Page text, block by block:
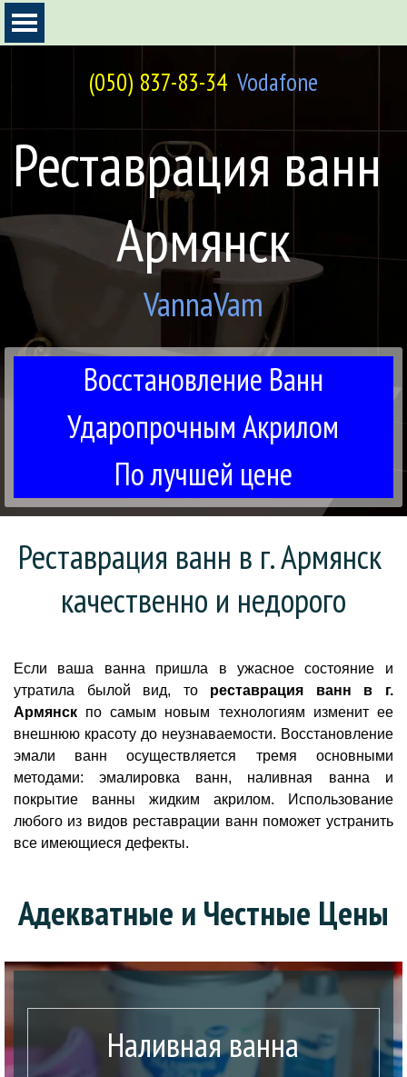
Перейти к контенту
Пропустить меню
(050) 837-83-34Vodafone
Реставрация ванн
Армянск
VannaVam
Восстановление Ванн
Ударопрочным Акрилом
По лучшей цене
Реставрация ванн в г. Армянск
качественно и недорого
Если ваша ванна пришла в ужасное состояние и
утратила былой вид, то реставрация ванн в г.
Армянск по самым новым технологиям изменит ее
внешнюю красоту до неузнаваемости. Восстановление
эмали ванн осуществляется тремя основными
методами: эмалировка ванн, наливная ванна и
покрытие ванны жидким акрилом. Использование
любого из видов реставрации ванн поможет устранить
все имеющиеся дефекты.
Адекватные и Честные Цены
Наливная ванна